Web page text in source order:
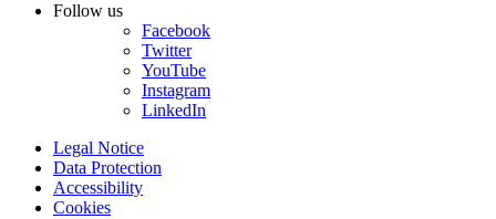
Follow us
Facebook
Twitter
YouTube
Instagram
LinkedIn
Legal Notice
Data Protection
Accessibility
Cookies